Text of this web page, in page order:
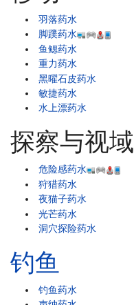
羽落药水
脚蹼药水
鱼鳃药水
重力药水
黑曜石皮药水
敏捷药水
水上漂药水
探察与视域
危险感药水
狩猎药水
夜猫子药水
光芒药水
洞穴探险药水
钓鱼
钓鱼药水